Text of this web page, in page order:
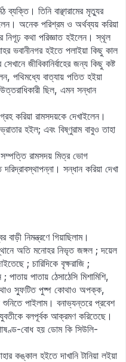
ব্যক্তি। তিনি বাঞ্ছারামের মৃত্যুর
অনেক পরিশ্রম ও অর্থব্যয় করিয়া
নিগূঢ় কথা পরিজ্ঞাত হইলেন। স্থূল
ভবানীনগর হইতে পলাইয়া কিছু কাল
জীবিকানির্বাহের জন্য কিছু কষ্ট
পথিমধ্যে বাত্যায় পতিত হইয়া
ছিল, এমন সন্ধান
করিয়া রামসদয়কে দেখাইলেন।
হইল; এবং বিষ্ণুরাম বাবুও তাহা
রামসদয় মিত্র ভোগ
সন্ধান করিয়া দেখা
নিমন্ত্রণে গিয়াছিলাম।
অতি মনোহর নিভৃত জঙ্গল ; দয়েল
; চারিদিকে বৃক্ষরাজি ;
পাতায় ঠেসাঠেসি মিশামিশি,
স্ফুটিত পুষ্প কোথাও অপক্ক,
পাইলাম। বনাভ্যন্তরে প্রবেশ
বলপূর্বক আক্রমণ করিতেছে।
বোধ হয় ডোম কি সিউলি-
কঙ্কাল হইতে দাখানি টানিয়া লইয়া